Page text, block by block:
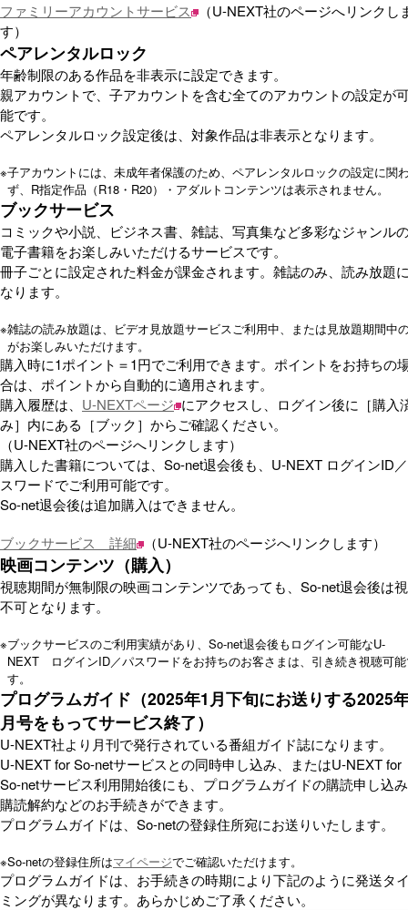
ファミリーアカウントサービス
（U-NEXT社のページへリンクし
す）
ペアレンタルロック
年齢制限のある作品を非表示に設定できます。
親アカウントで、子アカウントを含む全てのアカウントの設定が
能です。
ペアレンタルロック設定後は、対象作品は非表示となります。
※子アカウントには、未成年者保護のため、ペアレンタルロックの設定に関
ず、R指定作品（R18・R20）・アダルトコンテンツは表示されません。
ブックサービス
コミックや小説、ビジネス書、雑誌、写真集など多彩なジャンル
電子書籍をお楽しみいただけるサービスです。
冊子ごとに設定された料金が課金されます。雑誌のみ、読み放題
なります。
※雑誌の読み放題は、ビデオ見放題サービスご利用中、または見放題期間中
がお楽しみいただけます。
購入時に1ポイント＝1円でご利用できます。ポイントをお持ちの
合は、ポイントから自動的に適用されます。
購入履歴は、 U-NEXTページ にアクセスし、ログイン後に［購入
み］内にある［ブック］からご確認ください。
（U-NEXT社のページへリンクします）
購入した書籍については、So-net退会後も、U-NEXT ログインID
スワードでご利用可能です。
So-net退会後は追加購入はできません。
ブックサービス 詳細
（U-NEXT社のページへリンクします）
映画コンテンツ（購入）
視聴期間が無制限の映画コンテンツであっても、So-net退会後は
不可となります。
※ブックサービスのご利用実績があり、So-net退会後もログイン可能なU-
NEXT ログインID／パスワードをお持ちのお客さまは、引き続き視聴可
す。
プログラムガイド（2025年1月下旬にお送りする2025
月号をもってサービス終了）
U-NEXT社より月刊で発行されている番組ガイド誌になります。
U-NEXT for So-netサービスとの同時申し込み、またはU-NEXT for
So-netサービス利用開始後にも、プログラムガイドの購読申し込
購読解約などのお手続きができます。
プログラムガイドは、So-netの登録住所宛にお送りいたします。
※So-netの登録住所はマイページでご確認いただけます。
プログラムガイドは、お手続きの時期により下記のように発送タ
ミングが異なります。あらかじめご了承ください。